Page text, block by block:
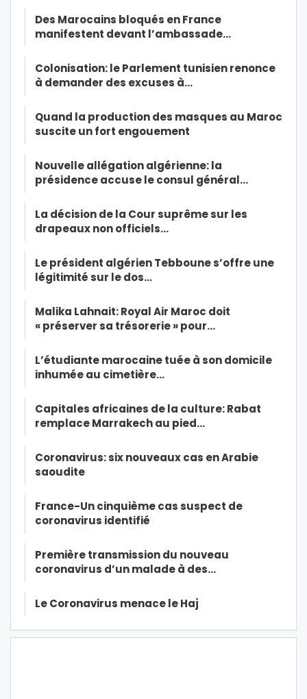
Des Marocains bloqués en France
manifestent devant l’ambassade…
Colonisation: le Parlement tunisien renonce
à demander des excuses à…
Quand la production des masques au Maroc
suscite un fort engouement
Nouvelle allégation algérienne: la
présidence accuse le consul général…
La décision de la Cour suprême sur les
drapeaux non officiels…
Le président algérien Tebboune s’offre une
légitimité sur le dos…
Malika Lahnait: Royal Air Maroc doit
« préserver sa trésorerie » pour…
L’étudiante marocaine tuée à son domicile
inhumée au cimetière…
Capitales africaines de la culture: Rabat
remplace Marrakech au pied…
Coronavirus: six nouveaux cas en Arabie
saoudite
France-Un cinquième cas suspect de
coronavirus identifié
Première transmission du nouveau
coronavirus d’un malade à des…
Le Coronavirus menace le Haj